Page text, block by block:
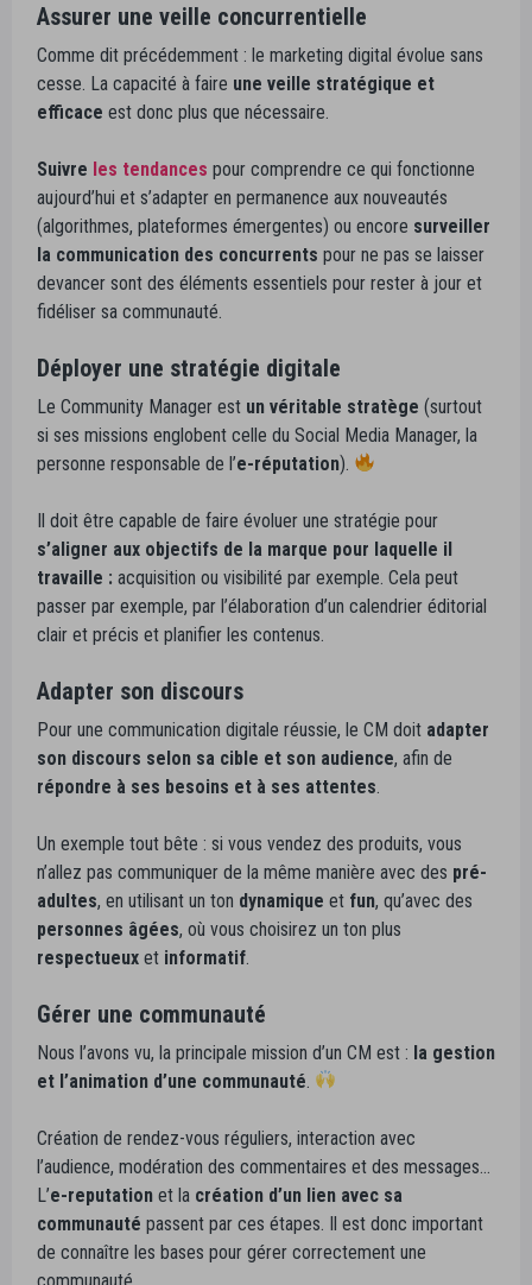
Assurer une veille concurrentielle
Comme dit précédemment : le marketing digital évolue sans
cesse. La capacité à faire une veille stratégique et
efficace est donc plus que nécessaire.
Suivre les tendances pour comprendre ce qui fonctionne
aujourd’hui et s’adapter en permanence aux nouveautés
(algorithmes, plateformes émergentes) ou encore surveiller
la communication des concurrents pour ne pas se laisser
devancer sont des éléments essentiels pour rester à jour et
fidéliser sa communauté.
Déployer une stratégie digitale
Le Community Manager est un véritable stratège (surtout
si ses missions englobent celle du Social Media Manager, la
personne responsable de l’e-réputation).
Il doit être capable de faire évoluer une stratégie pour
s’aligner aux objectifs de la marque pour laquelle il
travaille : acquisition ou visibilité par exemple. Cela peut
passer par exemple, par l’élaboration d’un calendrier éditorial
clair et précis et planifier les contenus.
Adapter son discours
Pour une communication digitale réussie, le CM doit adapter
son discours selon sa cible et son audience, afin de
répondre à ses besoins et à ses attentes
Un exemple tout bête : si vous vendez des produits, vous
n’allez pas communiquer de la même manière avec des pré-
adultes, en utilisant un ton dynamique et fun, qu’avec des
personnes âgées, où vous choisirez un ton plus
respectueux et informatif
Gérer une communauté
Nous l’avons vu, la principale mission d’un CM est : la gestion
et l’animation d’une communauté
Création de rendez-vous réguliers, interaction avec
l’audience, modération des commentaires et des messages…
L’e-reputation et la création d’un lien avec sa
communauté passent par ces étapes. Il est donc important
de connaître les bases pour gérer correctement une
communauté.